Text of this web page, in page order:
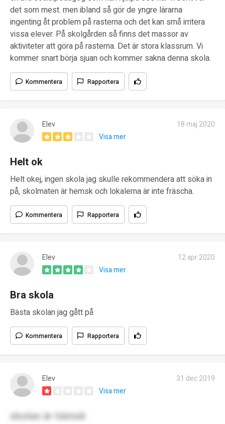
det som mest. men ibland så gör de yngre lärarna
ingenting åt problem på rasterna och det kan små irritera
vissa elever. På skolgården så finns det massor av
aktiviteter att göra på rasterna. Det är stora klassrum. Vi
kommer snart börja sjuan och kommer sakna denna skola.
Kommentera Rapportera
Elev
18 maj 2020
Visa mer
Helt ok
Helt okej, ingen skola jag skulle rekommendera att söka in
på, skolmaten är hemsk och lokalerna är inte fräscha.
Kommentera Rapportera
Elev
12 apr 2020
Visa mer
Bra skola
Bästa skolan jag gått på
Kommentera Rapportera
Elev
31 dec 2019
Visa mer
skolan är hämsk